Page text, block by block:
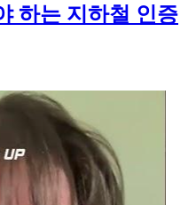
하는 지하철 인증